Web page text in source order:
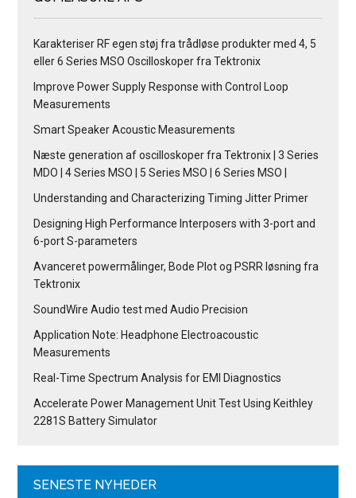
Karakteriser RF egen støj fra trådløse produkter med 4, 5
eller 6 Series MSO Oscilloskoper fra Tektronix
Improve Power Supply Response with Control Loop
Measurements
Smart Speaker Acoustic Measurements
Næste generation af oscilloskoper fra Tektronix | 3 Series
MDO | 4 Series MSO | 5 Series MSO | 6 Series MSO |
Understanding and Characterizing Timing Jitter Primer
Designing High Performance Interposers with 3-port and
6-port S-parameters
Avanceret powermålinger, Bode Plot og PSRR løsning fra
Tektronix
SoundWire Audio test med Audio Precision
Application Note: Headphone Electroacoustic
Measurements
Real-Time Spectrum Analysis for EMI Diagnostics
Accelerate Power Management Unit Test Using Keithley
2281S Battery Simulator
SENESTE NYHEDER